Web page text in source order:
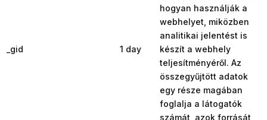
_gid 1 day
hogyan használják a
webhelyet, miközben
analitikai jelentést is
készít a webhely
teljesítményéről. Az
összegyűjtött adatok
egy része magában
foglalja a látogatók
számát, azok forrását